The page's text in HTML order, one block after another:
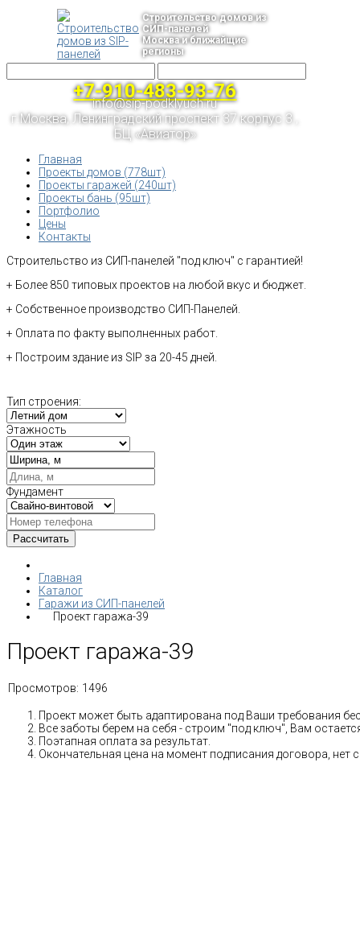
Строительство домов из
СИП-панелей
Москва и ближайщие
регионы
+7-910-483-93-76
info@sip-podklyuch.ru
г.Москва, Ленинградский проспект 37 корпус 3 ,
БЦ «Авиатор»
Главная
Проекты домов (778шт)
Проекты гаражей (240шт)
Проекты бань (95шт)
Портфолио
Цены
Контакты
Строительство из СИП-панелей "под ключ" с гарантией!
+ Более 850 типовых проектов на любой вкус и бюджет.
+ Собственное производство СИП-Панелей.
+ Оплата по факту выполненных работ.
+ Построим здание из SIP за 20-45 дней.
Тип строения:
Этажность
Фундамент
Главная
Каталог
Гаражи из СИП-панелей
Проект гаража-39
Проект гаража-39
Просмотров: 1496
Проект может быть адаптирована под Ваши требования
Все заботы берем на себя - строим "под ключ", Вам
Поэтапная оплата за результат.
Окончательная цена на момент подписания договора, нет